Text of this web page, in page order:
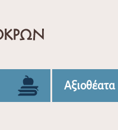
Αξιοθέατα